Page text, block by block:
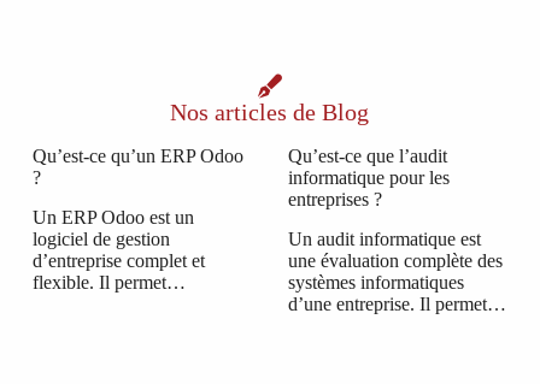
Nos articles de Blog
Qu’est-ce qu’un ERP Odoo
?
Un ERP Odoo est un
logiciel de gestion
d’entreprise complet et
flexible. Il permet…
Qu’est-ce que l’audit
informatique pour les
entreprises ?
Un audit informatique est
une évaluation complète des
systèmes informatiques
d’une entreprise. Il permet…